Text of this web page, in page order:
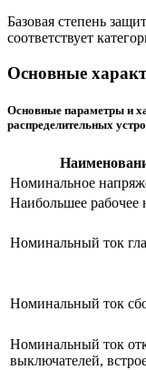
Базовая степень
соответствует
Основные
Основные параметры и
распределительных
Номинальное
Наибольшее рабочее
Номинальный ток
Номинальный ток
Номинальный ток
выключателей,